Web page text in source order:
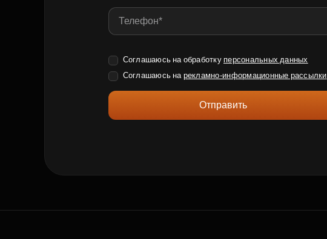
Соглашаюсь на обработку персональных данных
Соглашаюсь на рекламно-информационные рассылки
Отправить